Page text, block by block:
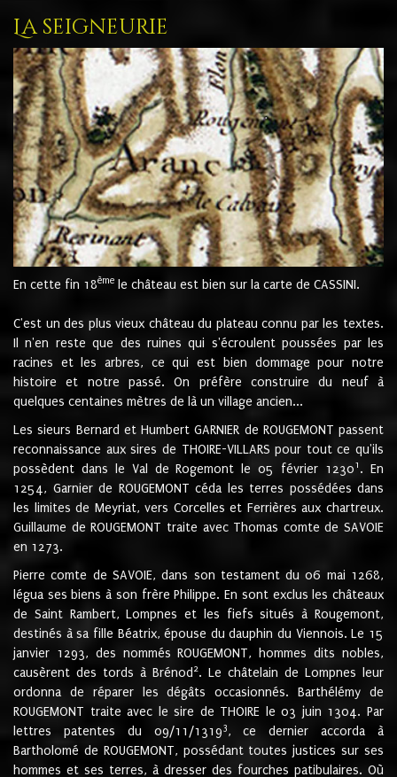
La seigneurie
En cette fin 18ème le château est bien sur la carte de CASSINI.
C'est un des plus vieux château du plateau connu par les textes.
Il n'en reste que des ruines qui s'écroulent poussées par les
racines et les arbres, ce qui est bien dommage pour notre
histoire et notre passé. On préfère construire du neuf à
quelques centaines mètres de là un village ancien...
Les sieurs Bernard et Humbert GARNIER de ROUGEMONT passent
reconnaissance aux sires de THOIRE-VILLARS pour tout ce qu'ils
possèdent dans le Val de Rogemont le 05 février 12301 . En
1254, Garnier de ROUGEMONT céda les terres possédées dans
les limites de Meyriat, vers Corcelles et Ferrières aux chartreux.
Guillaume de ROUGEMONT traite avec Thomas comte de SAVOIE
en 1273.
Pierre comte de SAVOIE, dans son testament du 06 mai 1268,
légua ses biens à son frère Philippe. En sont exclus les châteaux
de Saint Rambert, Lompnes et les fiefs situés à Rougemont,
destinés à sa fille Béatrix, épouse du dauphin du Viennois. Le 15
janvier 1293, des nommés ROUGEMONT, hommes dits nobles,
causèrent des tords à Brénod 2. Le châtelain de Lompnes leur
ordonna de réparer les dégâts occasionnés. Barthélémy de
ROUGEMONT traite avec le sire de THOIRE le 03 juin 1304. Par
lettres patentes du 09/11/13193, ce dernier accorda à
Bartholomé de ROUGEMONT, possédant toutes justices sur ses
hommes et ses terres, à dresser des fourches patibulaires. Où